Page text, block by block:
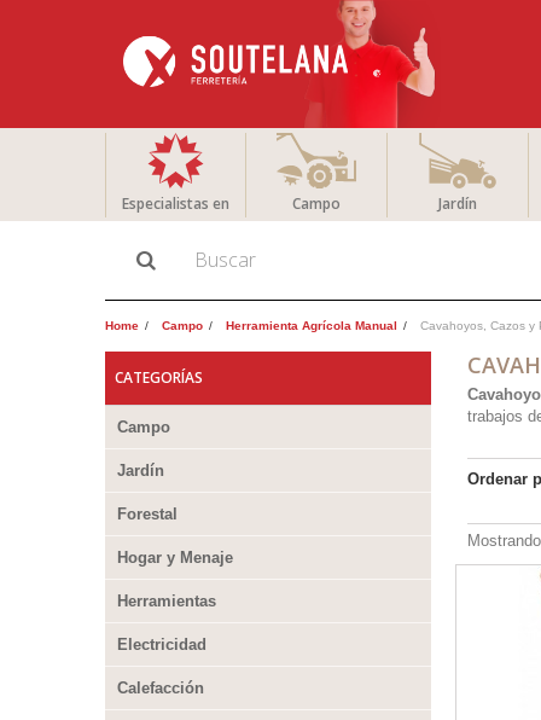
Especialistas en Campo Jardín
Home Campo Herramienta Agrícola Manual Cavahoyos, Cazos y
CATEGORÍAS
Campo
Jardín
Forestal
Hogar y Menaje
Herramientas
Electricidad
Calefacción
trabajos
Ordenar